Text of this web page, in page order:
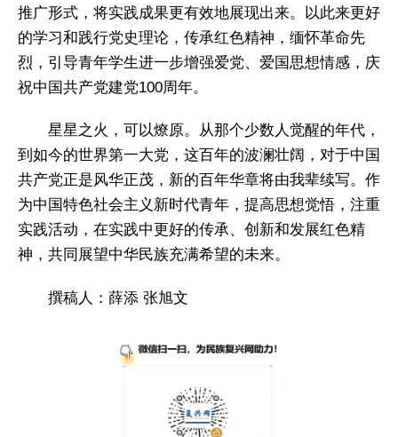
推广形式，将实践成果更有效地展现出来。以此来更好
的学习和践行党史理论，传承红色精神，缅怀革命先
烈，引导青年学生进一步增强爱党、爱国思想情感，庆
祝中国共产党建党100周年。
星星之火，可以燎原。从那个少数人觉醒的年代，
到如今的世界第一大党，这百年的波澜壮阔，对于中国
共产党正是风华正茂，新的百年华章将由我辈续写。作
为中国特色社会主义新时代青年，提高思想觉悟，注重
实践活动，在实践中更好的传承、创新和发展红色精
神，共同展望中华民族充满希望的未来。
撰稿人：薛添 张旭文